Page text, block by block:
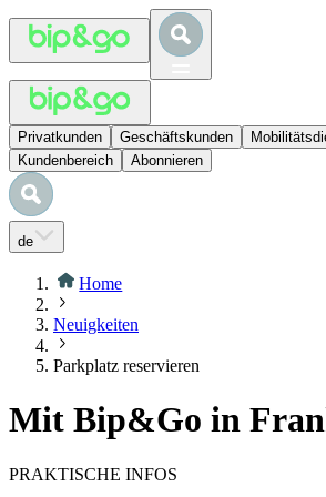
Privatkunden Geschäftskunden
Kundenbereich
Abonnieren
de
Home
Neuigkeiten
Parkplatz reservieren
Mit Bip&Go in
PRAKTISCHE INFOS